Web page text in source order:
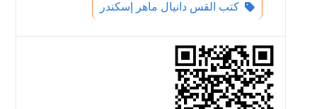
كتب القس دانيال ماهر إسكندر